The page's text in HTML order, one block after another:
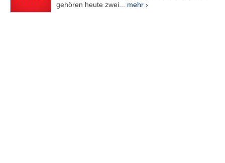
gehören heute zwei... mehr ›